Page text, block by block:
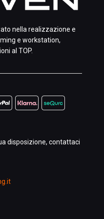
nella realizzazione e
e workstation,
al TOP.
disposizione, contattaci